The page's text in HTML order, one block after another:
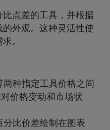
点差的工具，并根据
外观。这种灵活性使
。
两种指定工具价格之间
价格变动和市场状
分比价差绘制在图表